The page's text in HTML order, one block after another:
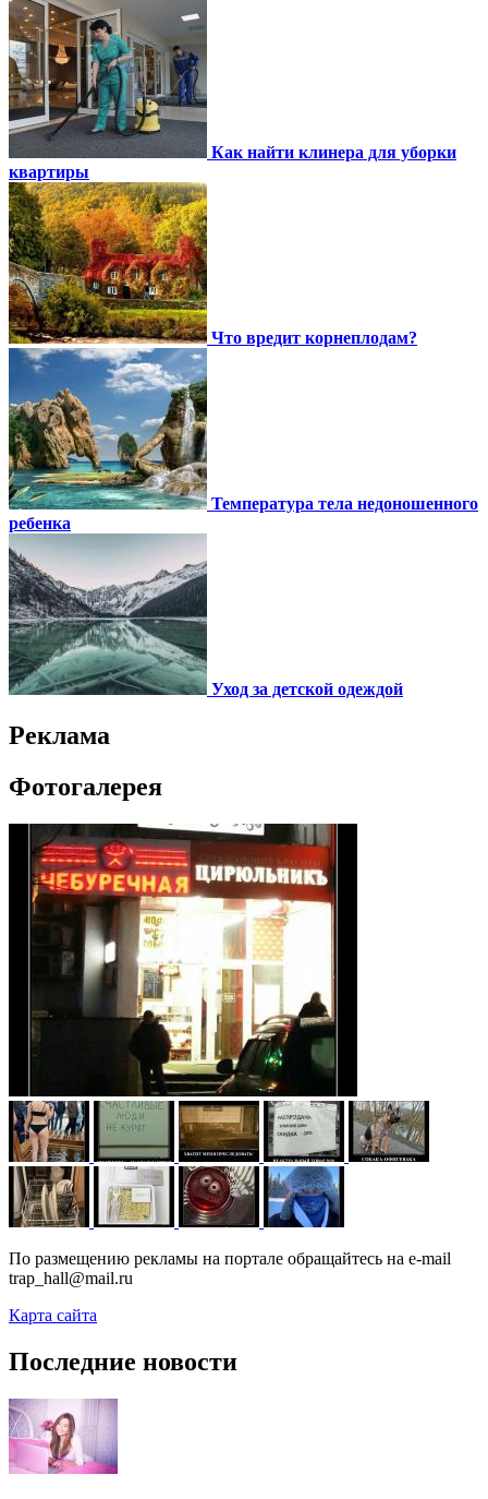
Как найти клинера для уборки
квартиры
Что вредит корнеплодам?
Температура тела недоношенного
ребенка
Уход за детской одеждой
Реклама
Фотогалерея
По размещению рекламы на портале обращайтесь на e-mail
trap_hall@mail.ru
Карта сайта
Последние новости